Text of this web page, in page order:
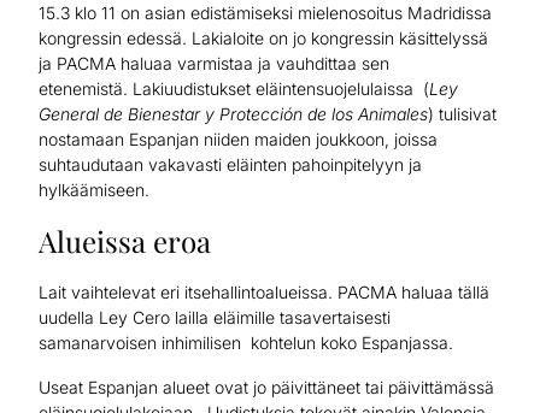
15.3 klo 11 on asian edistämiseksi mielenosoitus Madridissa
kongressin edessä. Lakialoite on jo kongressin käsittelyssä
ja PACMA haluaa varmistaa ja vauhdittaa sen
etenemistä. Lakiuudistukset eläintensuojelulaissa (Ley
General de Bienestar y Protección de los Animales) tulisivat
nostamaan Espanjan niiden maiden joukkoon, joissa
suhtaudutaan vakavasti eläinten pahoinpitelyyn ja
hylkäämiseen.
Alueissa eroa
Lait vaihtelevat eri itsehallintoalueissa. PACMA haluaa tällä
uudella Ley Cero lailla eläimille tasavertaisesti
samanarvoisen inhimilisen kohtelun koko Espanjassa.
Useat Espanjan alueet ovat jo päivittäneet tai päivittämässä